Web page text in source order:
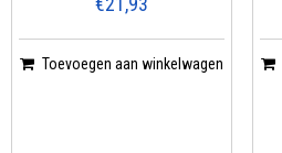
Toevoegen aan winkelwagen